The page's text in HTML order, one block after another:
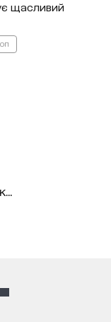
щасливий